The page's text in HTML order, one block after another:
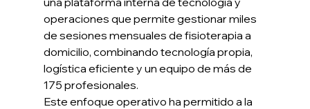
operaciones que permite gestionar miles
de sesiones mensuales de fisioterapia a
domicilio, combinando tecnología propia,
logística eficiente y un equipo de más de
175 profesionales.
Este enfoque operativo ha permitido a la